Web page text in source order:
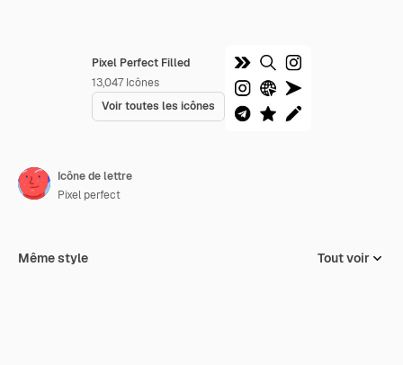
Pixel Perfect Filled
13,047 Icônes
Voir toutes les icônes
Icône de lettre
Pixel perfect
Même style Tout voir